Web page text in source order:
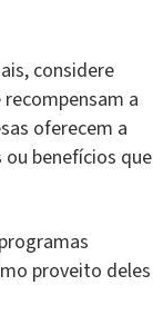
considere
a
oferecem a
benefícios que
proveito deles